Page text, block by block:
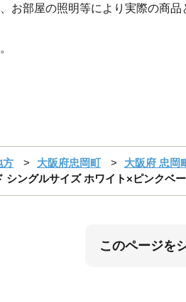
お部屋の照明等により実際の商品
方 大阪府忠岡町
大阪府 忠岡
シングルサイズ ホワイト×ピンクベ
このページを